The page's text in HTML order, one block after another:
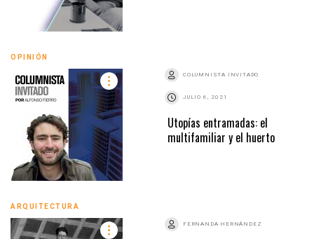
OPINIÓN
COLUMNISTA INVITADO
JULIO 6, 2021
Utopías entramadas: el
multifamiliar y el huerto
ARQUITECTURA
FERNANDA HERNÁNDEZ